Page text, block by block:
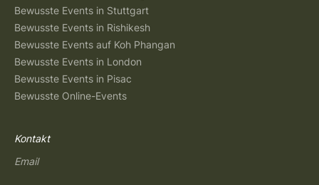
Bewusste Events in Stuttgart
Bewusste Events in Rishikesh
Bewusste Events auf Koh Phangan
Bewusste Events in London
Bewusste Events in Pisac
Bewusste Online-Events
Kontakt
Email